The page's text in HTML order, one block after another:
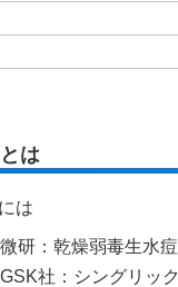
は
は
研：乾燥弱毒生水
社：シングリッ